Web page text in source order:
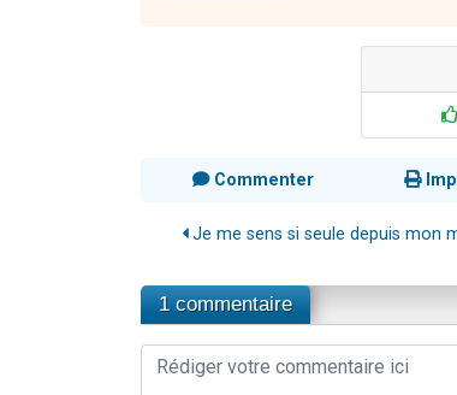
Commenter
Je me sens si seule depuis mon
1 commentaire